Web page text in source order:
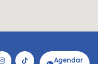
Agendar